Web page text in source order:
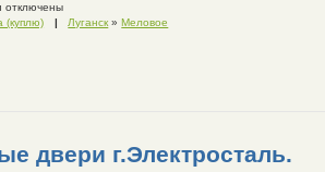
отключены
(куплю) Луганск» Меловое
двери г.Электросталь.